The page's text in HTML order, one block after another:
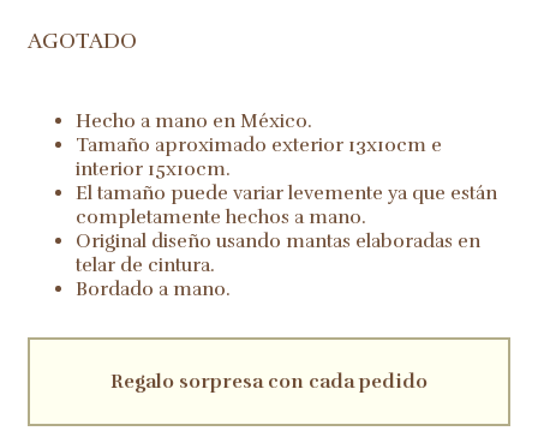
AGOTADO
Hecho a mano en México.
Tamaño aproximado exterior 13x10cm e
interior 15x10cm.
El tamaño puede variar levemente ya que están
completamente hechos a mano.
Original diseño usando mantas elaboradas en
telar de cintura.
Bordado a mano.
Regalo sorpresa con cada pedido